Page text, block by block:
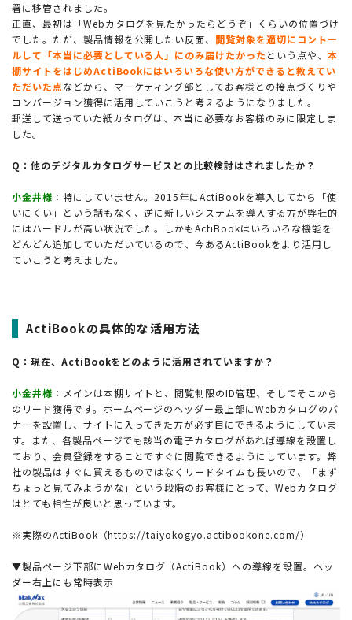
署に移管されました。
正直、最初は「Webカタログを見たかったらどうぞ」くらいの位置づけ
でした。ただ、製品情報を公開したい反面、 閲覧対象を適切にコントー
ルして「本当に必要としている人」にのみ届けたかった という点や、 本
棚サイトをはじめActiBookにはいろいろな使い方ができると教えてい
ただいた点などから、マーケティング部としてお客様との接点づくりや
コンバージョン獲得に活用していこうと考えるようになりました。
郵送して送っていた紙カタログは、本当に必要なお客様のみに限定しま
した。
Q：他のデジタルカタログサービスとの比較検討はされましたか？
小金井様 ：特にしていません。2015年にActiBookを導入してから「使
いにくい」という話もなく、逆に新しいシステムを導入する方が弊社的
にはハードルが高い状況でした。しかもActiBookはいろいろな機能を
どんどん追加していただいているので、今あるActiBookをより活用し
ていこうと考えました。
ActiBookの具体的な活用方法
Q：現在、ActiBookをどのように活用されていますか？
小金井様 ：メインは本棚サイトと、閲覧制限のID管理、そしてそこから
のリード獲得です。ホームページのヘッダー最上部にWebカタログのバ
ナーを設置し、サイトに入ってきた方が必ず目にできるようにしていま
す。また、各製品ページでも該当の電子カタログがあれば導線を設置し
ており、会員登録をすることですぐに閲覧できるようにしています。弊
社の製品はすぐに買えるものではなくリードタイムも長いので、「まず
ちょっと見てみようかな」という段階のお客様にとって、Webカタログ
はとても相性が良いと思っています。
※実際のActiBook（https://taiyokogyo.actibookone.com/）
▼製品ページ下部にWebカタログ（ActiBook）への導線を設置。ヘッ
ダー右上にも常時表示